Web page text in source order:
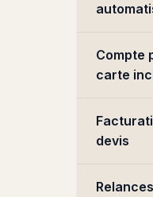
Compte
carte
devis
Relances